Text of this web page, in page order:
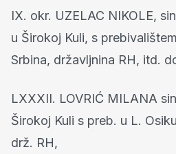
IX. okr. UZELAC NIKOLE,
u Širokoj Kuli, s
Srbina, državljnina RH, itd.
LXXXII. LOVRIĆ MILANA
Širokoj Kuli s preb. u L.
drž. RH,